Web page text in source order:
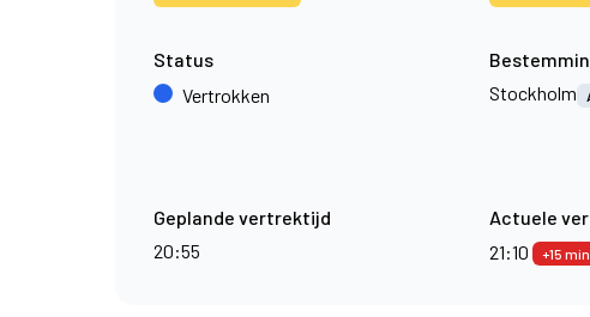
Status
Vertrokken
Stockholm
Geplande vertrektijd
20:55
Actuele
21:10
+15 min